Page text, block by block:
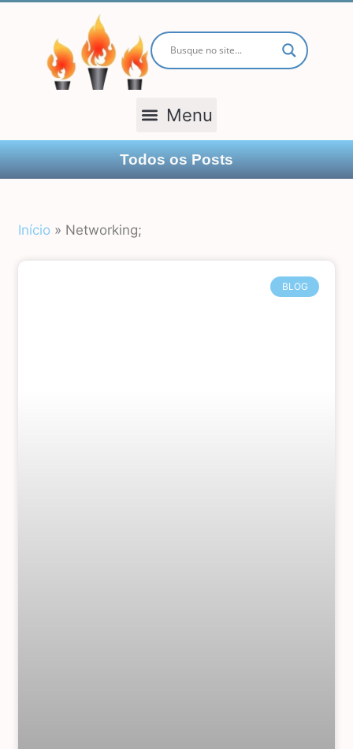
Todos os Posts
Início » Networking;
BLOG